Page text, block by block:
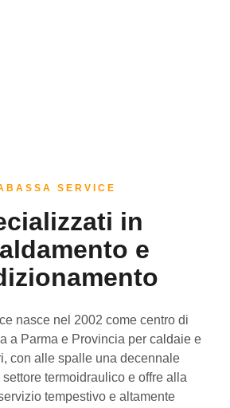
SERVICE
in
e
nasce nel 2002 come centro di
a Parma e Provincia per caldaiee
, con alle spalle una decennale
termoidraulico e offre alla
tempestivo e altamente